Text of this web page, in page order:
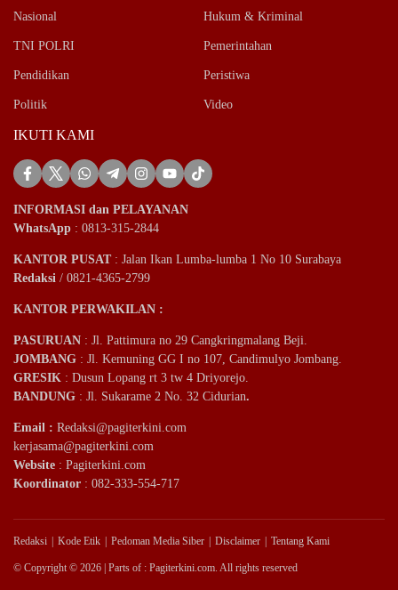
Nasional Hukum & Kriminal
TNI POLRI Pemerintahan
Pendidikan Peristiwa
Politik Video
IKUTI KAMI
INFORMASI dan PELAYANAN
WhatsApp : 0813-315-2844
KANTOR PUSAT: Jalan Ikan Lumba-lumba 1 No 10 Surabaya
Redaksi / 0821-4365-2799
KANTOR PERWAKILAN :
PASURUAN : Jl. Pattimura no 29 Cangkringmalang Beji.
JOMBANG : Jl. Kemuning GG I no 107, Candimulyo Jombang.
GRESIK : Dusun Lopang rt 3 tw 4 Driyorejo.
BANDUNG : Jl. Sukarame 2 No. 32 Cidurian.
Email : Redaksi@pagiterkini.com
kerjasama@pagiterkini.com
Website : Pagiterkini.com
Koordinator : 082-333-554-717
Redaksi Kode Etik Pedoman Media Siber Disclaimer Tentang Kami
© Copyright © 2026 | Parts of : Pagiterkini.com. All rights reserved